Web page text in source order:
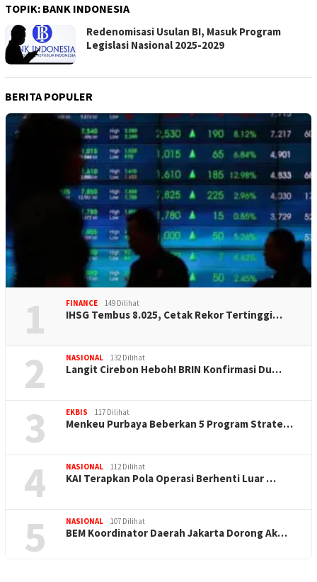
TOPIK: BANK INDONESIA
Redenomisasi Usulan BI, Masuk Program
Legislasi Nasional 2025-2029
BERITA POPULER
1 FINANCE 149 Dilihat
IHSG Tembus 8.025, Cetak Rekor Tertinggi…
2 NASIONAL 132 Dilihat
Langit Cirebon Heboh! BRIN Konfirmasi Du…
3 EKBIS 117 Dilihat
Menkeu Purbaya Beberkan 5 Program Strate…
4 NASIONAL 112 Dilihat
KAI Terapkan Pola Operasi Berhenti Luar …
5 NASIONAL 107 Dilihat
BEM Koordinator Daerah Jakarta Dorong Ak…